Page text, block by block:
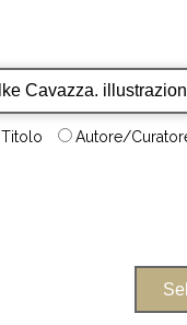
Titolo Autore/